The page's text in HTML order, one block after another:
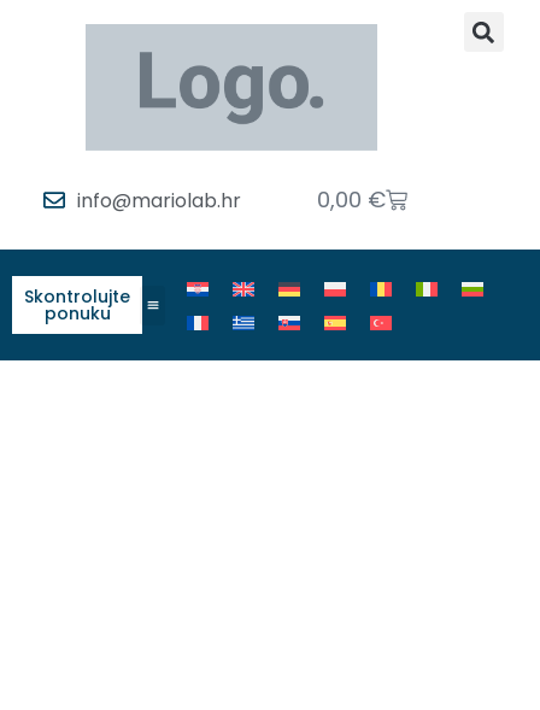
info@mariolab.hr 0,00 €
Skontrolujte
ponuku